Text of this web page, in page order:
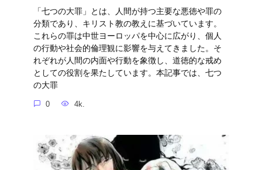
「七つの大罪」とは、人間が持つ主要な悪徳や罪の
分類であり、キリスト教の教えに基づいています。
これらの罪は中世ヨーロッパを中心に広がり、個人
の行動や社会的倫理観に影響を与えてきました。そ
れぞれが人間の内面や行動を象徴し、道徳的な戒め
としての役割を果たしています。本記事では、七つ
の大罪
0 4k.